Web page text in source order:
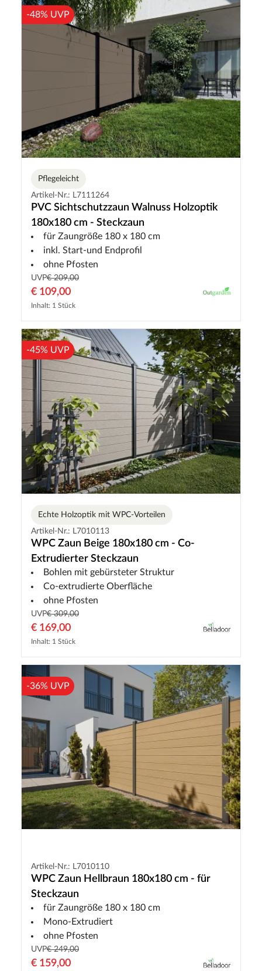
-48% UVP
Pflegeleicht
Artikel-Nr.: L7111264
PVC Sichtschutzzaun Walnuss Holzoptik
180x180 cm - Steckzaun
für Zaungröße 180 x 180 cm
inkl. Start-und Endprofil
ohne Pfosten
UVP€ 209,00
€ 109,00
Inhalt: 1 Stück
-45% UVP
Echte Holzoptik mit WPC-Vorteilen
Artikel-Nr.: L7010113
WPC Zaun Beige 180x180 cm - Co-
Extrudierter Steckzaun
Bohlen mit gebürsteter Struktur
Co-extrudierte Oberfläche
ohne Pfosten
UVP€ 309,00
€ 169,00
Inhalt: 1 Stück
-36% UVP
Artikel-Nr.: L7010110
WPC Zaun Hellbraun 180x180 cm - für
Steckzaun
für Zaungröße 180 x 180 cm
Mono-Extrudiert
ohne Pfosten
UVP€ 249,00
€ 159,00